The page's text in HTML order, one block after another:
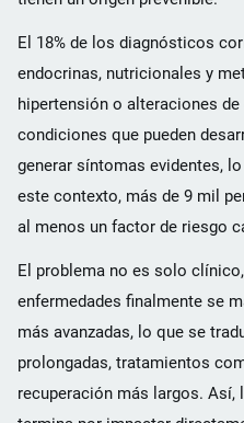
El 18% de los diagnósticos
endocrinas, nutricionales y
hipertensión o alteraciones
condiciones que pueden
generar síntomas evidentes,
este contexto, más de 9 mil
al menos un factor de riesgo
El problema no es solo
enfermedades finalmente se
más avanzadas, lo que se
prolongadas, tratamientos
recuperación más largos. Así,